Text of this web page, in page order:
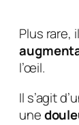
Plus rare,
l’œil.
Il s’agit
une